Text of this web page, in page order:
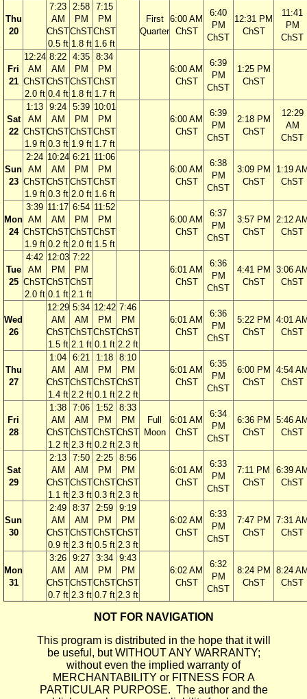
Thu
20
7:23
AM
ChST
0.5 ft
2:58
PM
ChST
1.8 ft
7:15
PM
ChST
1.6 ft
First
Quarter
6:00 AM
ChST
6:40
PM
ChST
12:31 PM
ChST
11:41
PM
ChST
Fri
21
12:24
AM
ChST
2.0 ft
8:22
AM
ChST
0.4 ft
4:35
PM
ChST
1.8 ft
8:34
PM
ChST
1.7 ft
6:00 AM
ChST
6:39
PM
ChST
1:25 PM
ChST
Sat
22
1:13
AM
ChST
1.9 ft
9:24
AM
ChST
0.3 ft
5:39
PM
ChST
1.9 ft
10:01
PM
ChST
1.7 ft
6:00 AM
ChST
6:39
PM
ChST
2:18 PM
ChST
12:29
AM
ChST
Sun
23
2:24
AM
ChST
1.9 ft
10:24
AM
ChST
0.3 ft
6:21
PM
ChST
2.0 ft
11:06
PM
ChST
1.6 ft
6:00 AM
ChST
6:38
PM
ChST
3:09 PM
ChST
1:19
ChST
Mon
24
3:39
AM
ChST
1.9 ft
11:17
AM
ChST
0.2 ft
6:54
PM
ChST
2.0 ft
11:52
PM
ChST
1.5 ft
6:00 AM
ChST
6:37
PM
ChST
3:57 PM
ChST
2:12
ChST
Tue
25
4:42
AM
ChST
2.0 ft
12:03
PM
ChST
0.1 ft
7:22
PM
ChST
2.1 ft
6:01 AM
ChST
6:36
PM
ChST
4:41 PM
ChST
3:06
ChST
Wed
26
12:29
AM
ChST
1.5 ft
5:34
AM
ChST
2.1 ft
12:42
PM
ChST
0.1 ft
7:46
PM
ChST
2.2 ft
6:01 AM
ChST
6:36
PM
ChST
5:22 PM
ChST
4:01
ChST
Thu
27
1:04
AM
ChST
1.4 ft
6:21
AM
ChST
2.2 ft
1:18
PM
ChST
0.1 ft
8:10
PM
ChST
2.2 ft
6:01 AM
ChST
6:35
PM
ChST
6:00 PM
ChST
4:54
ChST
Fri
28
1:38
AM
ChST
1.2 ft
7:06
AM
ChST
2.3 ft
1:52
PM
ChST
0.2 ft
8:33
PM
ChST
2.3 ft
Full
Moon
6:01 AM
ChST
6:34
PM
ChST
6:36 PM
ChST
5:46
ChST
Sat
29
2:13
AM
ChST
1.1 ft
7:50
AM
ChST
2.3 ft
2:25
PM
ChST
0.3 ft
8:56
PM
ChST
2.3 ft
6:01 AM
ChST
6:33
PM
ChST
7:11 PM
ChST
6:39
ChST
Sun
30
2:49
AM
ChST
0.9 ft
8:37
AM
ChST
2.3 ft
2:59
PM
ChST
0.5 ft
9:19
PM
ChST
2.3 ft
6:02 AM
ChST
6:33
PM
ChST
7:47 PM
ChST
7:31
ChST
Mon
31
3:26
AM
ChST
0.7 ft
9:27
AM
ChST
2.3 ft
3:34
PM
ChST
0.7 ft
9:43
PM
ChST
2.3 ft
6:02 AM
ChST
6:32
PM
ChST
8:24 PM
ChST
8:24
ChST
NOT FOR NAVIGATION
This program is distributed in the hope that it will
be useful, but WITHOUT ANY WARRANTY;
without even the implied warranty of
MERCHANTABILITY or FITNESS FOR A
PARTICULAR PURPOSE. The author and the